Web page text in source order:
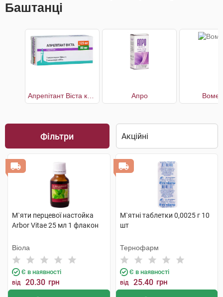
Баштанці
Апро
Фільтри
М`яти перцевої настойка
Arbor Vitae 25 мл 1 флакон
Віола
Є в наявності
від 20.30 грн
М`ятні таблетки 0,0025 г 10
шт
Тернофарм
Є в наявності
від 25.40 грн